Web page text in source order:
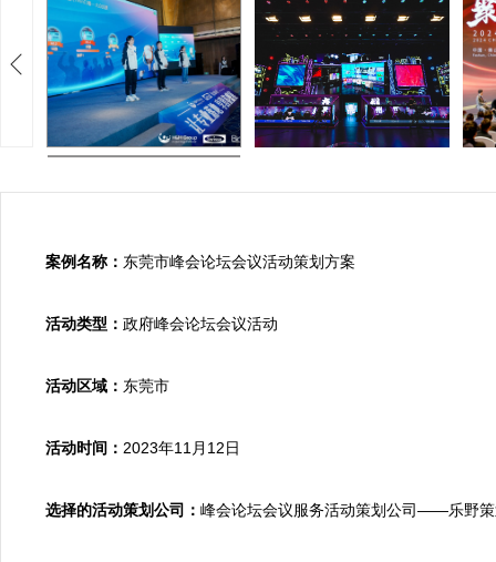
案例名称： 东莞市峰会论坛会议活动策划方案
活动类型： 政府峰会论坛会议活动
活动区域： 东莞市
活动时间： 2023年11月12日
选择的活动策划公司： 峰会论坛会议服务活动策划公司——乐野